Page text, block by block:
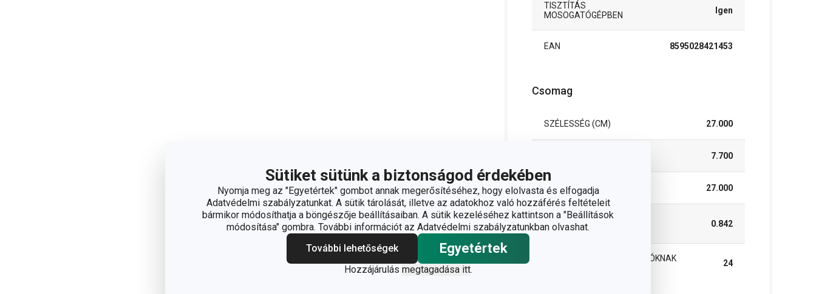
Sütiket sütünk a biztonságod érdekében
Nyomja meg az "Egyetértek" gombot annak megerősítéséhez, hogy elolvasta és elfogadja
Adatvédelmi szabályzatunkat. A sütik tárolását, illetve az adatokhoz való hozzáférés feltételeit
bármikor módosíthatja a böngészője beállításaiban. A sütik kezeléséhez kattintson a "Beállítások
módosítása" gombra. További információt az Adatvédelmi szabályzatunkban olvashat.
További lehetőségek
Egyetértek
Hozzájárulás megtagadása itt.
TISZTÍTÁS
MOSOGATÓGÉPBEN
Igen
EAN 8595028421453
Csomag
SZÉLESSÉG (CM) 27.000
7.700
HOSSZÚSÁG (CM) 27.000
SÚLYA, BELEÉRTVE A
CSOMAGOLÁST (KG)
0.842
MASTER BOX B2B VÁSÁRLÓKNAK
24